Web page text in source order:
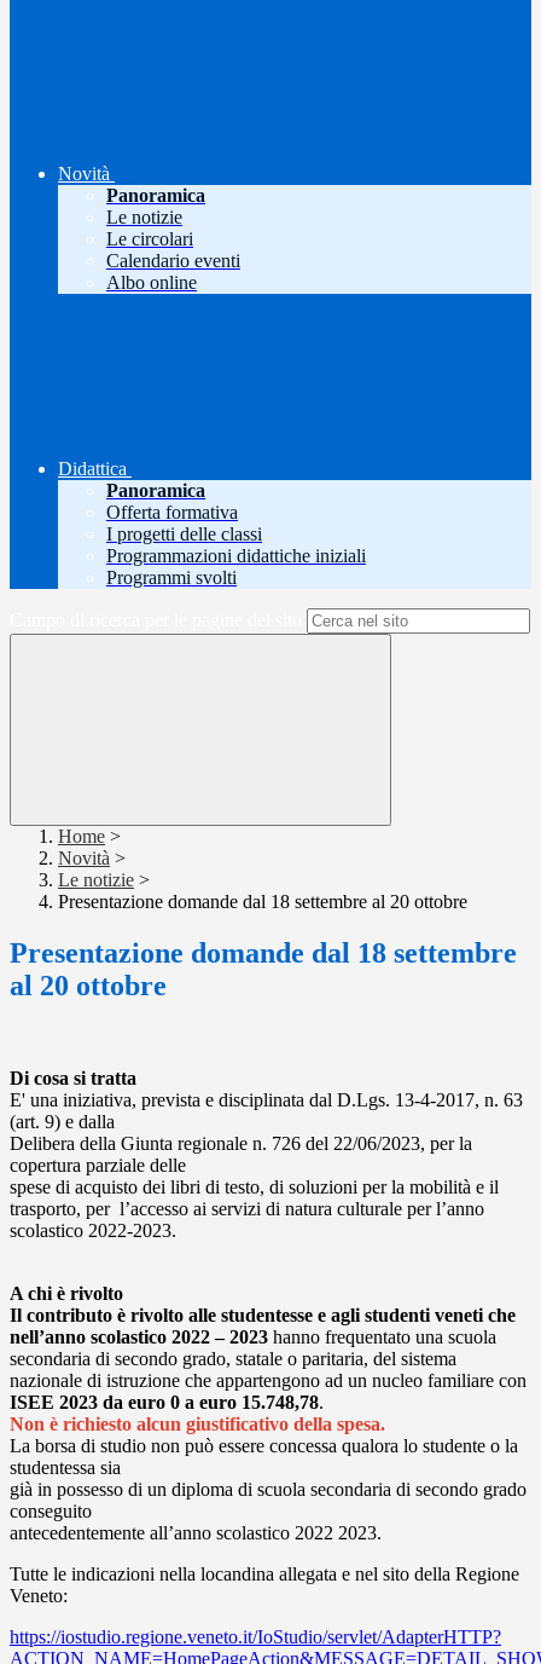
Novità
Panoramica
Le notizie
Le circolari
Calendario eventi
Albo online
Didattica
Panoramica
Offerta formativa
I progetti delle classi
Programmazioni didattiche iniziali
Programmi svolti
Home >
Novità >
Le notizie >
Presentazione domande dal 18 settembre al 20 ottobre
Presentazione domande dal 18 settembre
al 20 ottobre
Di cosa si tratta
E' una iniziativa, prevista e disciplinata dal D.Lgs. 13-4-2017, n. 63
(art. 9) e dalla
Delibera della Giunta regionale n. 726 del 22/06/2023, per la
copertura parziale delle
spese di acquisto dei libri di testo, di soluzioni per la mobilità e il
trasporto, per l’accesso ai servizi di natura culturale per l’anno
scolastico 2022-2023.
A chi è rivolto
Il contributo è rivolto alle studentesse e agli studenti veneti che
nell’anno scolastico 2022 – 2023 hanno frequentato una scuola
secondaria di secondo grado, statale o paritaria, del sistema
nazionale di istruzione che appartengono ad un nucleo familiare con
ISEE 2023 da euro 0 a euro 15.748,78.
Non è richiesto alcun giustificativo della spesa.
La borsa di studio non può essere concessa qualora lo studente o la
studentessa sia
già in possesso di un diploma di scuola secondaria di secondo grado
conseguito
antecedentemente all’anno scolastico 2022 2023.
Tutte le indicazioni nella locandina allegata e nel sito della Regione
Veneto:
https://iostudio.regione.veneto.it/IoStudio/servlet/AdapterHTTP?